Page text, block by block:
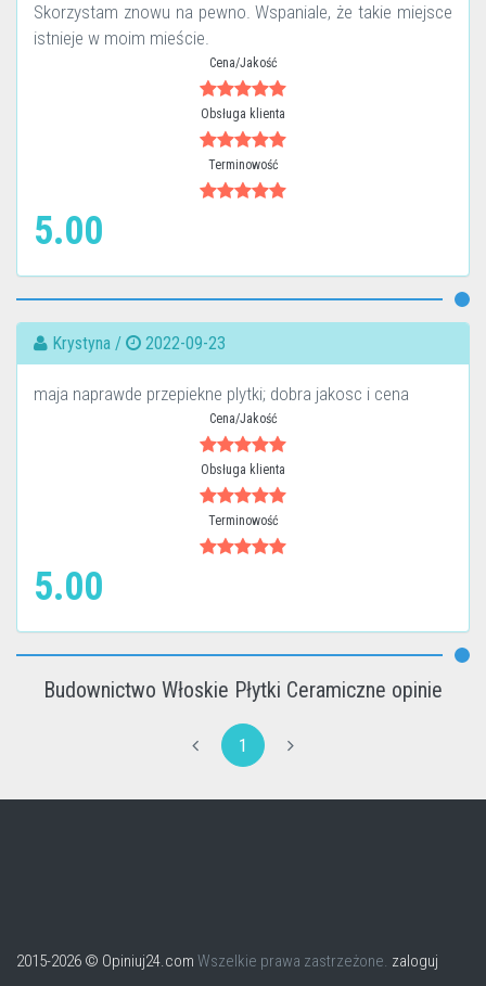
Skorzystam znowu na pewno. Wspaniale, że takie miejsce
istnieje w moim mieście.
Cena/Jakość
Obsługa klienta
Terminowość
5.00
Krystyna / 2022-09-23
maja naprawde przepiekne plytki; dobra jakosc i cena
Cena/Jakość
Obsługa klienta
Terminowość
5.00
Budownictwo Włoskie Płytki Ceramiczne opinie
1
2015-2026 © Opiniuj24.com Wszelkie prawa zastrzeżone. zaloguj